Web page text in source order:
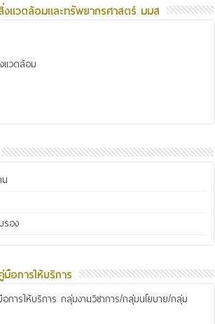
แวดล้อมและทรัพยากรศาสตร์ มมส
วดล้อม
รอง
อการให้บริการ
การให้บริการ กลุ่มงานวิชาการ/กลุ่มนโยบาย/กลุ่ม